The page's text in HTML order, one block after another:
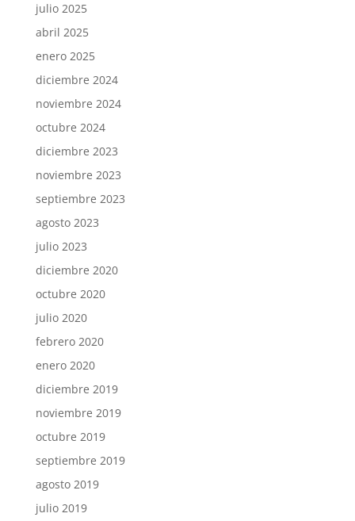
julio 2025
abril 2025
enero 2025
diciembre 2024
noviembre 2024
octubre 2024
diciembre 2023
noviembre 2023
septiembre 2023
agosto 2023
julio 2023
diciembre 2020
octubre 2020
julio 2020
febrero 2020
enero 2020
diciembre 2019
noviembre 2019
octubre 2019
septiembre 2019
agosto 2019
julio 2019